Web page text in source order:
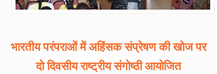
भारतीय परंपराओं में अहिंसक संप्रेषण की खोज पर
दो दिवसीय राष्ट्रीय संगोष्ठी आयोजित